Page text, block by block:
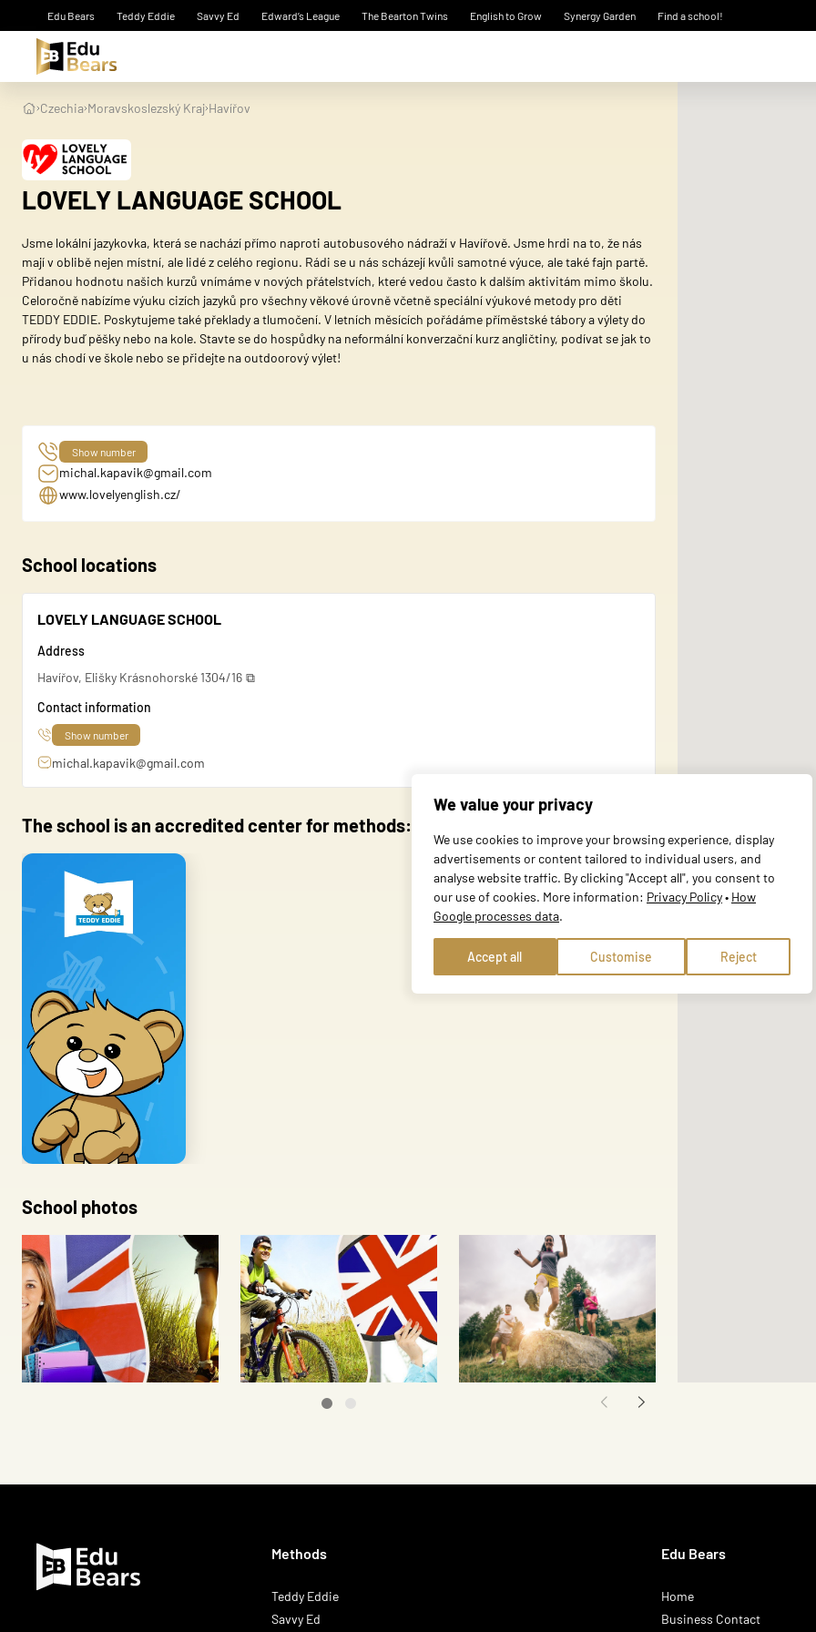
Edu Bears Teddy Eddie Savvy Ed Edward’s League The Bearton Twins English to Grow Synergy Garden Find a school!
Czechia Moravskoslezský Kraj Havířov
LOVELY LANGUAGE SCHOOL
Jsme lokální jazykovka, která se nachází přímo naproti autobusového nádraží v Havířově. Jsme hrdi na to, že nás
mají v oblibě nejen místní, ale lidé z celého regionu. Rádi se u nás scházejí kvůli samotné výuce, ale také fajn partě.
Přidanou hodnotu našich kurzů vnímáme v nových přátelstvích, které vedou často k dalším aktivitám mimo školu.
Celoročně nabízíme výuku cizích jazyků pro všechny věkové úrovně včetně speciální výukové metody pro děti
TEDDY EDDIE. Poskytujeme také překlady a tlumočení. V letních měsících pořádáme příměstské tábory a výlety do
přírody buď pěšky nebo na kole. Stavte se do hospůdky na neformální konverzační kurz angličtiny, podívat se jak to
u nás chodí ve škole nebo se přidejte na outdoorový výlet!
Show number
+420776223647
michal.kapavik@gmail.com
www.lovelyenglish.cz/
School locations
LOVELY LANGUAGE SCHOOL
Address
Havířov, Elišky Krásnohorské 1304/16
Contact information
Show number
+420776223647
michal.kapavik@gmail.com
The school is an accredited center for methods:
School photos
Methods
Teddy Eddie
Savvy Ed
Edu Bears
Home
Business Contact
We value your privacy
We use cookies to improve your browsing experience, display
advertisements or content tailored to individual users, and
analyse website traffic. By clicking "Accept all", you consent to
our use of cookies. More information: Privacy Policy• How
Google processes data.
Customise Reject
Accept all
We use cookies to personalise content and ads, to provide social media features, and to analyse traffic
Necessary
Preferences
Preference cookies enable a website to remember information that changes the way the site behaves
Statistic cookies help website owners to understand how visitors interact with websites by collecting